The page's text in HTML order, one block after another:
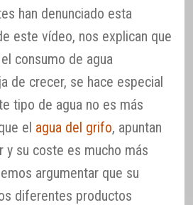
han denunciado esta
este vídeo, nos explican que
consumo de agua
de crecer, se hace especial
tipo de agua no es más
el agua del grifo, apuntan
y su coste es mucho más
argumentar que su
diferentes productos